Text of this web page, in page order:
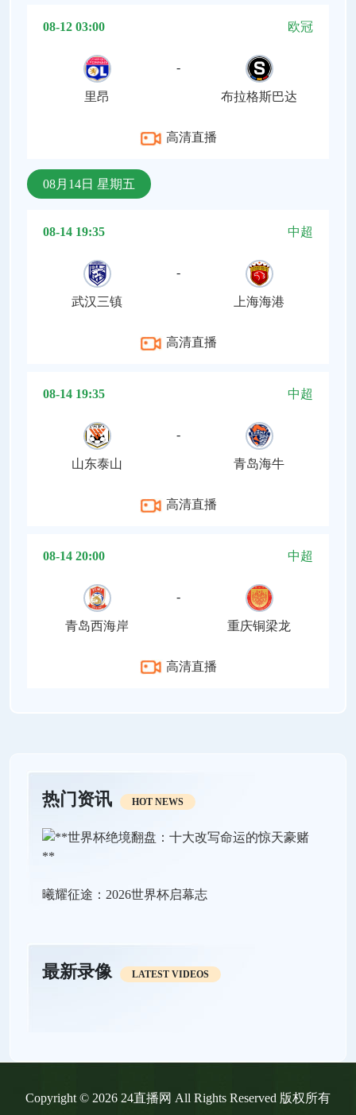
08-12 03:00 欧冠
里昂
-
布拉格斯巴达
高清直播
08月14日 星期五
08-14 19:35 中超
武汉三镇
-
上海海港
高清直播
08-14 19:35 中超
山东泰山
-
青岛海牛
高清直播
08-14 20:00 中超
青岛西海岸
-
重庆铜梁龙
高清直播
热门资讯 HOT NEWS
曦耀征途：2026世界杯启幕志
最新录像 LATEST VIDEOS
Copyright © 2026 24直播网 All Rights Reserved 版权所有